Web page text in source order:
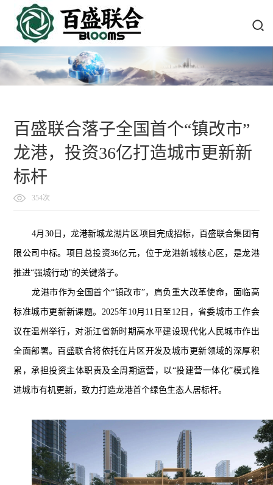
百盛联合落子全国首个“镇改市”
龙港，投资36亿打造城市更新新
标杆
354次
4月30日，龙港新城龙湖片区项目完成招标，百盛联合集团有
限公司中标。项目总投资36亿元，位于龙港新城核心区，是龙港
推进“强城行动”的关键落子。
龙港市作为全国首个“镇改市”，肩负重大改革使命，面临高
标准城市更新新课题。2025年10月11日至12日，省委城市工作会
议在温州举行，对浙江省新时期高水平建设现代化人民城市作出
全面部署。百盛联合将依托在片区开发及城市更新领域的深厚积
累，承担投资主体职责及全周期运营，以“投建营一体化”模式推
进城市有机更新，致力打造龙港首个绿色生态人居标杆。